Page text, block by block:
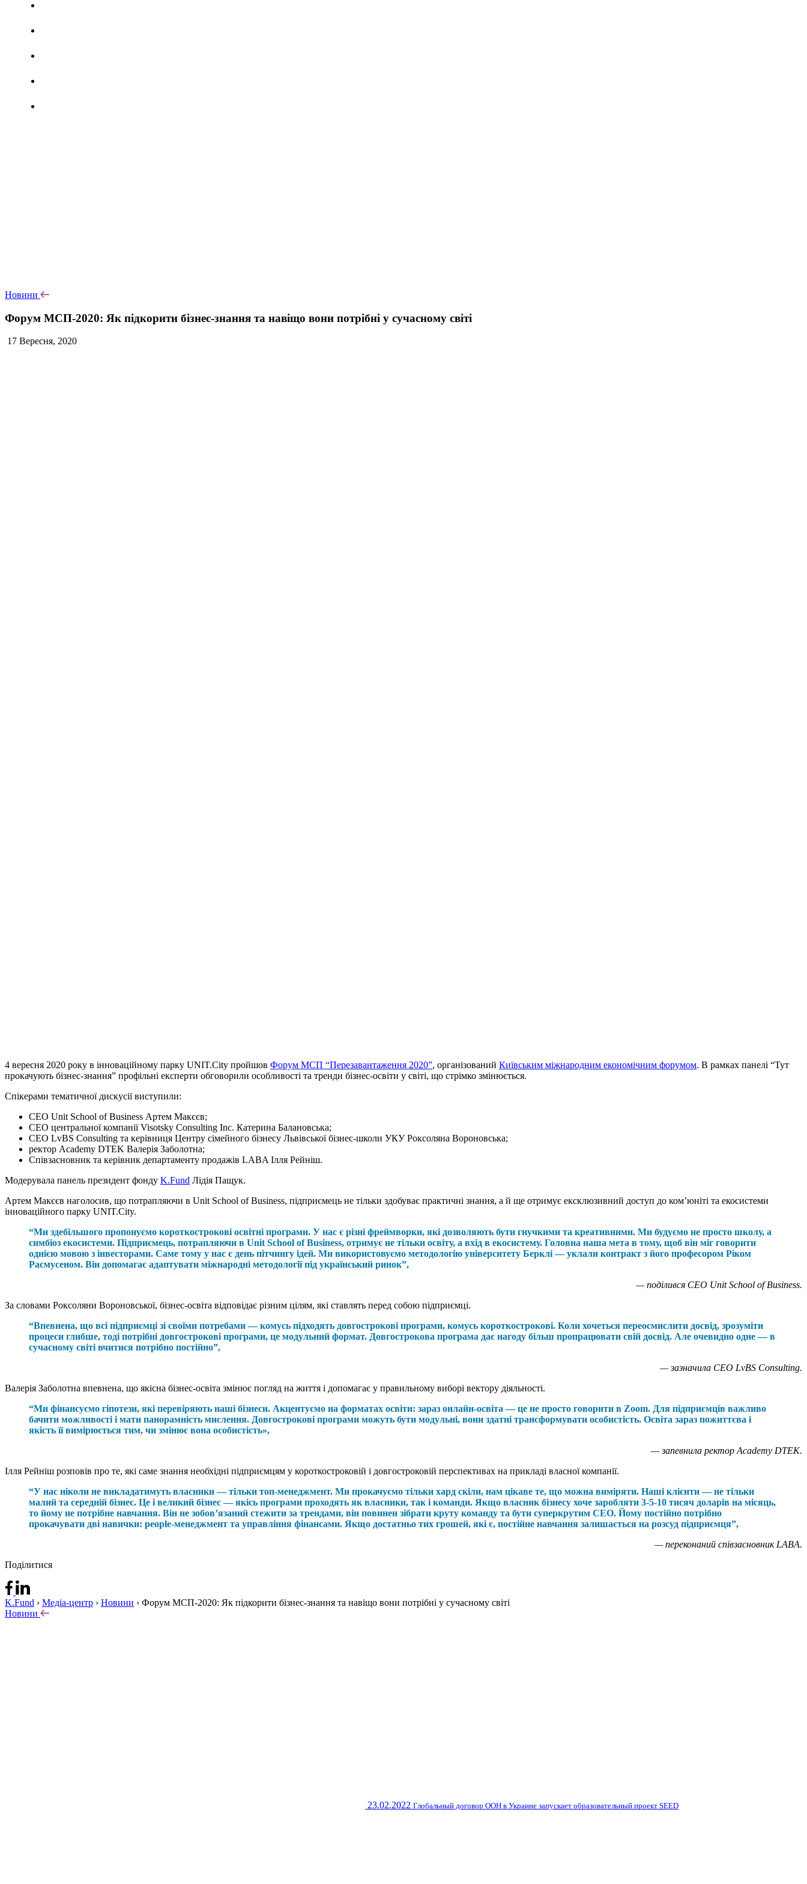
Новини
Форум МСП-2020: Як підкорити бізнес-знання та навіщо вони потрібні у сучасному світі
17 Вересня, 2020
4 вересня 2020 року в інноваційному парку UNIT.City пройшов Форум МСП “Перезавантаження 2020”, організований Київським міжнародним економічним форумом. В рамках панелі “Тут
прокачують бізнес-знання” профільні експерти обговорили особливості та тренди бізнес-освіти у світі, що стрімко змінюється.
Спікерами тематичної дискусії виступили:
CEO Unit School of Business Артем Макєєв;
CEO центральної компанії Visotsky Consulting Inc. Катерина Балановська;
CEO LvBS Consulting та керівниця Центру сімейного бізнесу Львівської бізнес-школи УКУ Роксоляна Вороновська;
ректор Academy DTEK Валерія Заболотна;
Співзасновник та керівник департаменту продажів LABA Ілля Рейніш.
Модерувала панель президент фонду K.Fund Лідія Пащук.
Артем Макєєв наголосив, що потрапляючи в Unit School of Business, підприємець не тільки здобуває практичні знання, а й ще отримує ексклюзивний доступ до ком’юніті та екосистеми
інноваційного парку UNIT.City.
“Ми здебільшого пропонуємо короткострокові освітні програми. У нас є різні фреймворки, які дозволяють бути гнучкими та креативними. Ми будуємо не просто школу, а
симбіоз екосистеми. Підприємець, потрапляючи в Unit School of Business, отримує не тільки освіту, а вхід в екосистему. Головна наша мета в тому, щоб він міг говорити
однією мовою з інвесторами. Саме тому у нас є день пітчингу ідей. Ми використовуємо методологію університету Берклі — уклали контракт з його професором Ріком
Расмусеном. Він допомагає адаптувати міжнародні методології під український ринок”,
— поділився CEO Unit School of Business.
За словами Роксоляни Вороновської, бізнес-освіта відповідає різним цілям, які ставлять перед собою підприємці.
“Впевнена, що всі підприємці зі своїми потребами — комусь підходять довгострокові програми, комусь короткострокові. Коли хочеться переосмислити досвід, зрозуміти
процеси глибше, тоді потрібні довгострокові програми, це модульний формат. Довгострокова програма дає нагоду більш пропрацювати свій досвід. Але очевидно одне — в
сучасному світі вчитися потрібно постійно”,
— зазначила CEO LvBS Consulting.
Валерія Заболотна впевнена, що якісна бізнес-освіта змінює погляд на життя і допомагає у правильному виборі вектору діяльності.
“Ми фінансуємо гіпотези, які перевіряють наші бізнеси. Акцентуємо на форматах освіти: зараз онлайн-освіта — це не просто говорити в Zoom. Для підприємців важливо
бачити можливості і мати панорамність мислення. Довгострокові програми можуть бути модульні, вони здатні трансформувати особистість. Освіта зараз пожиттєва і
якість її вимірюється тим, чи змінює вона особистість»,
— запевнила ректор Academy DTEK.
Ілля Рейніш розповів про те, які саме знання необхідні підприємцям у короткостроковій і довгостроковій перспективах на прикладі власної компанії.
“У нас ніколи не викладатимуть власники — тільки топ-менеджмент. Ми прокачуємо тільки хард скіли, нам цікаве те, що можна виміряти. Наші клієнти — не тільки
малий та середній бізнес. Це і великий бізнес — якісь програми проходять як власники, так і команди. Якщо власник бізнесу хоче заробляти 3-5-10 тисяч доларів на місяць,
то йому не потрібне навчання. Він не зобов’язаний стежити за трендами, він повинен зібрати круту команду та бути суперкрутим СЕО. Йому постійно потрібно
прокачувати дві навички: people-менеджмент та управління фінансами. Якщо достатньо тих грошей, які є, постійне навчання залишається на розсуд підприємця”,
— переконаний співзасновник LABA.
Поділитися
K.Fund › Медіа-центр › Новини › Форум МСП-2020: Як підкорити бізнес-знання та навіщо вони потрібні у сучасному світі
Новини
23.02.2022 Глобальный договор ООН в Украине запускает образовательный проект SEED